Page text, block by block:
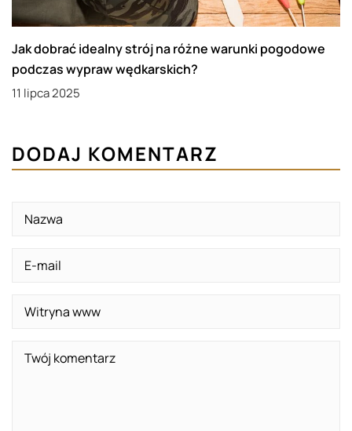
Jak dobrać idealny strój na różne warunki pogodowe
podczas wypraw wędkarskich?
11 lipca 2025
DODAJ KOMENTARZ